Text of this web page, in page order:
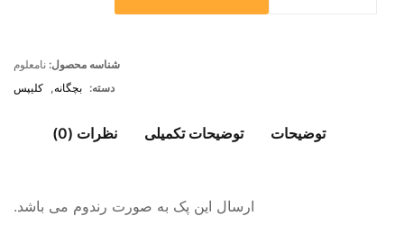
شناسه محصول: نامعلوم
دسته: بچگانه, کلیپس
توضیحات توضیحات تکمیلی نظرات (0)
ارسال این پک به صورت رندوم می باشد.